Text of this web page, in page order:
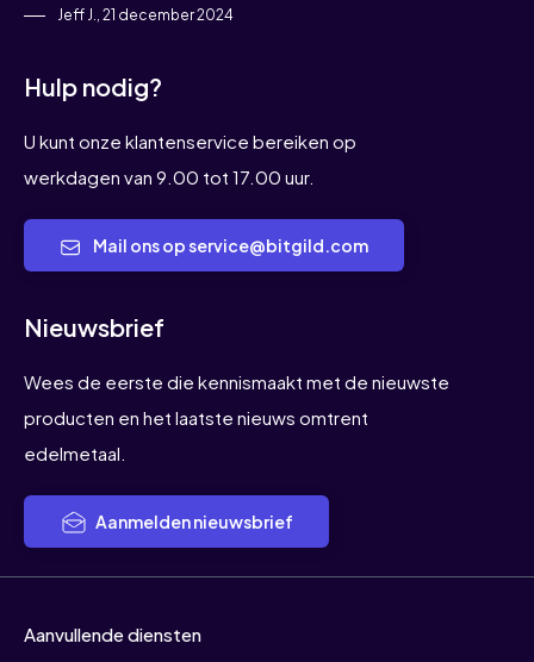
Jeff J., 21 december 2024
Hulp nodig?
U kunt onze klantenservice bereiken op
werkdagen van 9.00 tot 17.00 uur.
Mail ons op service@bitgild.com
Nieuwsbrief
Wees de eerste die kennismaakt met de nieuwste
producten en het laatste nieuws omtrent
edelmetaal.
Aanmelden nieuwsbrief
Aanvullende diensten